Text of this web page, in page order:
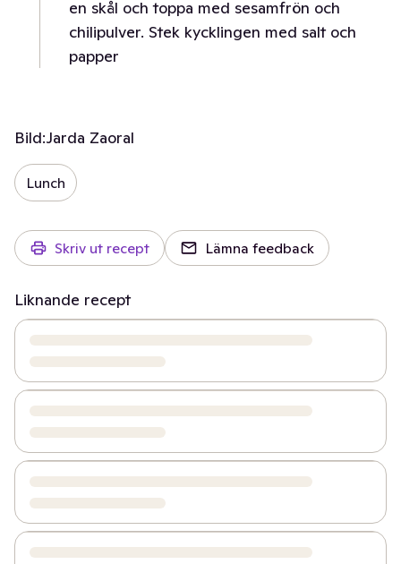
en skål och toppa med sesamfrön och
chilipulver. Stek kycklingen med salt och
papper
Bild:Jarda Zaoral
Lunch
Skriv ut recept Lämna feedback
Liknande recept